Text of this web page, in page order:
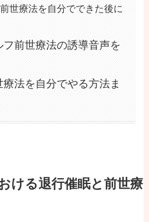
世療法を自分でできた後に
前世療法の誘導音声を
法を自分でやる方法ま
ける退行催眠と前世療